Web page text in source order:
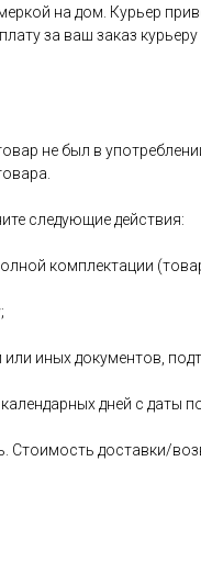
на дом. Курьер
за ваш заказ
не был в
следующие действия:
комплектации
иных документов,
дней с
Стоимость доставки/